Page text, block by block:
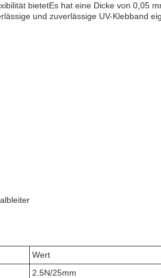
bietetEs hat eine Dicke von 0,05
und zuverlässige UV-Klebband
Wert
2.5N/25mm